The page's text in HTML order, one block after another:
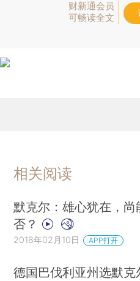
财新通会员
可畅读全文
相关阅读
默克尔：雄心犹在，尚
否？
2018年02月10日 APP打开
德国巴伐利亚州选默克